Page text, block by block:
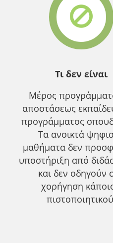
Τι δεν είναι
Μέρος
αποστάσεως
προγράμματος
Τα ανοικτά
μαθήματα δεν
υποστήριξη από
και δεν οδηγούν
χορήγηση